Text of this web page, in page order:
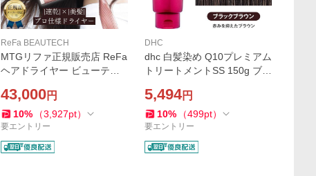
ReFa BEAUTECH
MTGリファ正規販売店 ReFa
ヘアドライヤー ビューテッ
ピンク 1年保証 プレゼント
43,000円
10% （3,927pt）
要エントリー
DHC
dhc 白髪染め Q10プレミアム
トリートメントSS 150g ブラ
毛染め リタッチ ノンシリコ
ン
5,494円
10% （499pt）
要エントリー